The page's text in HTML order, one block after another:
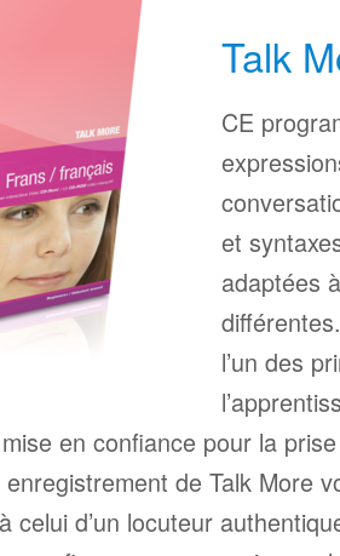
Talk
CE
et
adaptées
l’un des
en confiance pour la
de Talk More
celui d’un locuteur